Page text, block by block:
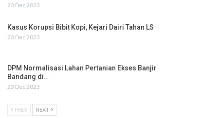
23 Dec 2023
Kasus Korupsi Bibit Kopi, Kejari Dairi Tahan LS
23 Dec 2023
DPM Normalisasi Lahan Pertanian Ekses Banjir
Bandang di…
23 Dec 2023
PREV NEXT